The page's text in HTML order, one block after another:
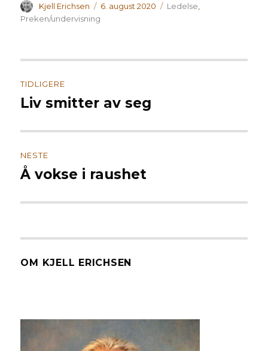
Forfatter
Kjell Erichsen Publisert
6. august 2020 Kategorier
Ledelse
Preken/undervisning
TIDLIGERE
Forrige
Liv smitter av seg
NESTE
Neste
Å vokse i raushet
OM KJELL ERICHSEN